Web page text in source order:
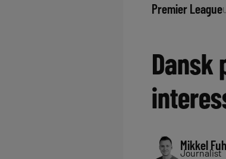
Premier League
Mikkel
Journalist